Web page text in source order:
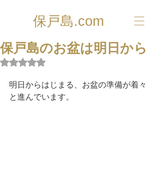
保戸島.com
保戸島のお盆は明日から
5つ星のうちNaNと評価されています。
明日からはじまる、お盆の準備が着々
と進んでいます。